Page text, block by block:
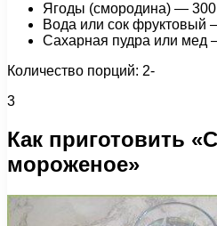
Ягоды (смородина) —
Вода или сок фруктовый
Сахарная пудра или мед
Количество порций: 2-
3
Как приготовить
мороженое»